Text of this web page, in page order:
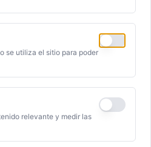
se utiliza el sitio para poder
relevante y medir las